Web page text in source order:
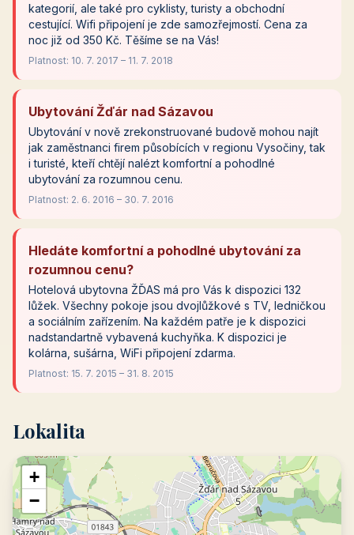
kategorií, ale také pro cyklisty, turisty a obchodní
cestující. Wifi připojení je zde samozřejmostí. Cena za
noc již od 350 Kč. Těšíme se na Vás!
Platnost: 10. 7. 2017 – 11. 7. 2018
Ubytování Žďár nad Sázavou
Ubytování v nově zrekonstruované budově mohou najít
jak zaměstnanci firem působících v regionu Vysočiny, tak
i turisté, kteří chtějí nalézt komfortní a pohodlné
ubytování za rozumnou cenu.
Platnost: 2. 6. 2016 – 30. 7. 2016
Hledáte komfortní a pohodlné ubytování za
rozumnou cenu?
Hotelová ubytovna ŽĎAS má pro Vás k dispozici 132
lůžek. Všechny pokoje jsou dvojlůžkové s TV, ledničkou
a sociálním zařízením. Na každém patře je k dispozici
nadstandartně vybavená kuchyňka. K dispozici je
kolárna, sušárna, WiFi připojení zdarma.
Platnost: 15. 7. 2015 – 31. 8. 2015
Lokalita
+
−